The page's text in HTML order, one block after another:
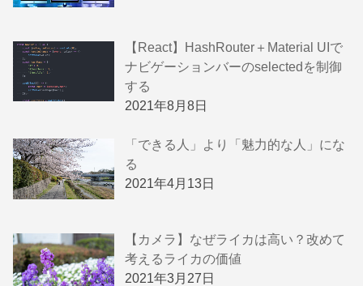
【React】HashRouter＋Material UIで
ナビゲーションバーのselectedを制御
する
2021年8月8日
「できる人」より「魅力的な人」にな
る
2021年4月13日
【カメラ】なぜライカは高い？改めて
考えるライカの価値
2021年3月27日